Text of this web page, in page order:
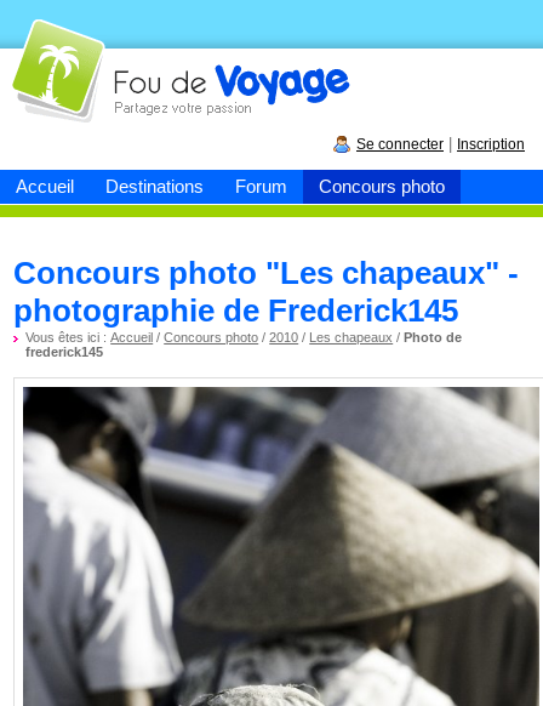
Accueil Destinations Forum Concours photo
Fou devoyage
Se connecter Inscription
Concours photo "Les chapeaux" -
photographie de Frederick145
Vous êtes ici :Accueil /Concours photo /2010 / Les chapeaux /Photo de
frederick145